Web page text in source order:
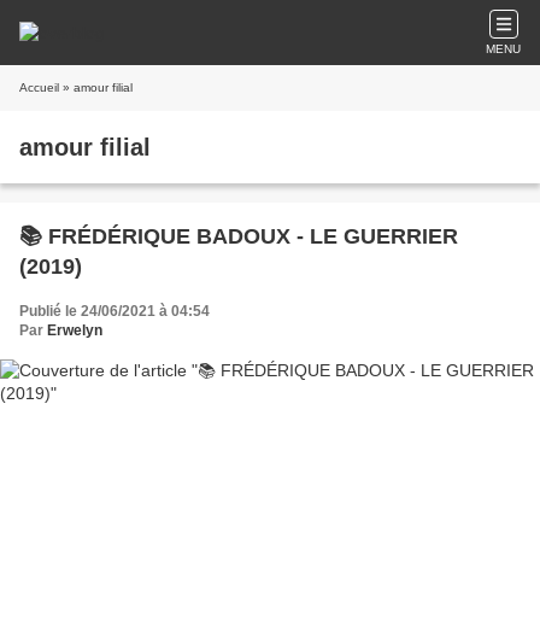
MENU
Accueil » amour filial
amour filial
📚 FRÉDÉRIQUE BADOUX - LE GUERRIER
(2019)
Publié le 24/06/2021 à 04:54
Par Erwelyn